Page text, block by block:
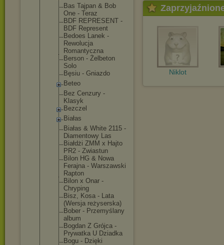
Bas Tajpan & Bob
One - Teraz
BDF REPRESENT -
BDF Represent
Bedoes Lanek -
Rewolucja
Romantyczna
Berson - Żelbeton
Solo
Bęsiu - Gniazdo
Beteo
Bez Cenzury -
Klasyk
Bezczel
Białas
Białas & White 2115 -
Diamentowy Las
Białdżi ZMM x Hajto
PR2 - Zwiastun
Bilon HG & Nowa
Ferajna - Warszawski
Rapton
Bilon x Onar -
Chryping
Bisz, Kosa - Lata
(Wersja reżyserska)
Bober - Przemyślany
album
Bogdan Z Grójca -
Prywatka U Dziadka
Bogu - Dzięki
Niklot